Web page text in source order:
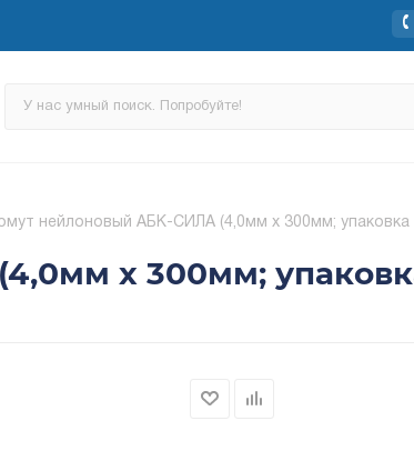
нейлоновый АБК-СИЛА (4,0мм х 300мм; упаковка
х 300мм;